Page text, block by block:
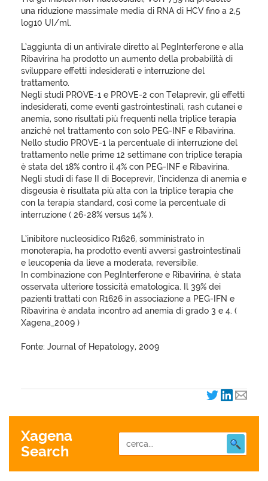
una riduzione massimale media di RNA di HCV fino a 2,5
log10 UI/ml.
L’aggiunta di un antivirale diretto al PegInterferone e alla
Ribavirina ha prodotto un aumento della probabilità di
sviluppare effetti indesiderati e interruzione del
trattamento.
Negli studi PROVE-1 e PROVE-2 con Telaprevir, gli effetti
indesiderati, come eventi gastrointestinali, rash cutanei e
anemia, sono risultati più frequenti nella triplice terapia
anziché nel trattamento con solo PEG-INF e Ribavirina.
Nello studio PROVE-1 la percentuale di interruzione del
trattamento nelle prime 12 settimane con triplice terapia
è stata del 18% contro il 4% con PEG-INF e Ribavirina.
Negli studi di fase II di Boceprevir, l’incidenza di anemia e
disgeusia è risultata più alta con la triplice terapia che
con la terapia standard, così come la percentuale di
interruzione ( 26-28% versus 14% ).
L’inibitore nucleosidico R1626, somministrato in
monoterapia, ha prodotto eventi avversi gastrointestinali
e leucopenia da lieve a moderata, reversibile.
In combinazione con PegInterferone e Ribavirina, è stata
osservata ulteriore tossicità ematologica. Il 39% dei
pazienti trattati con R1626 in associazione a PEG-IFN e
Ribavirina è andata incontro ad anemia di grado 3 e 4. (
Xagena_2009 )
Fonte: Journal of Hepatology, 2009
Xagena
Search